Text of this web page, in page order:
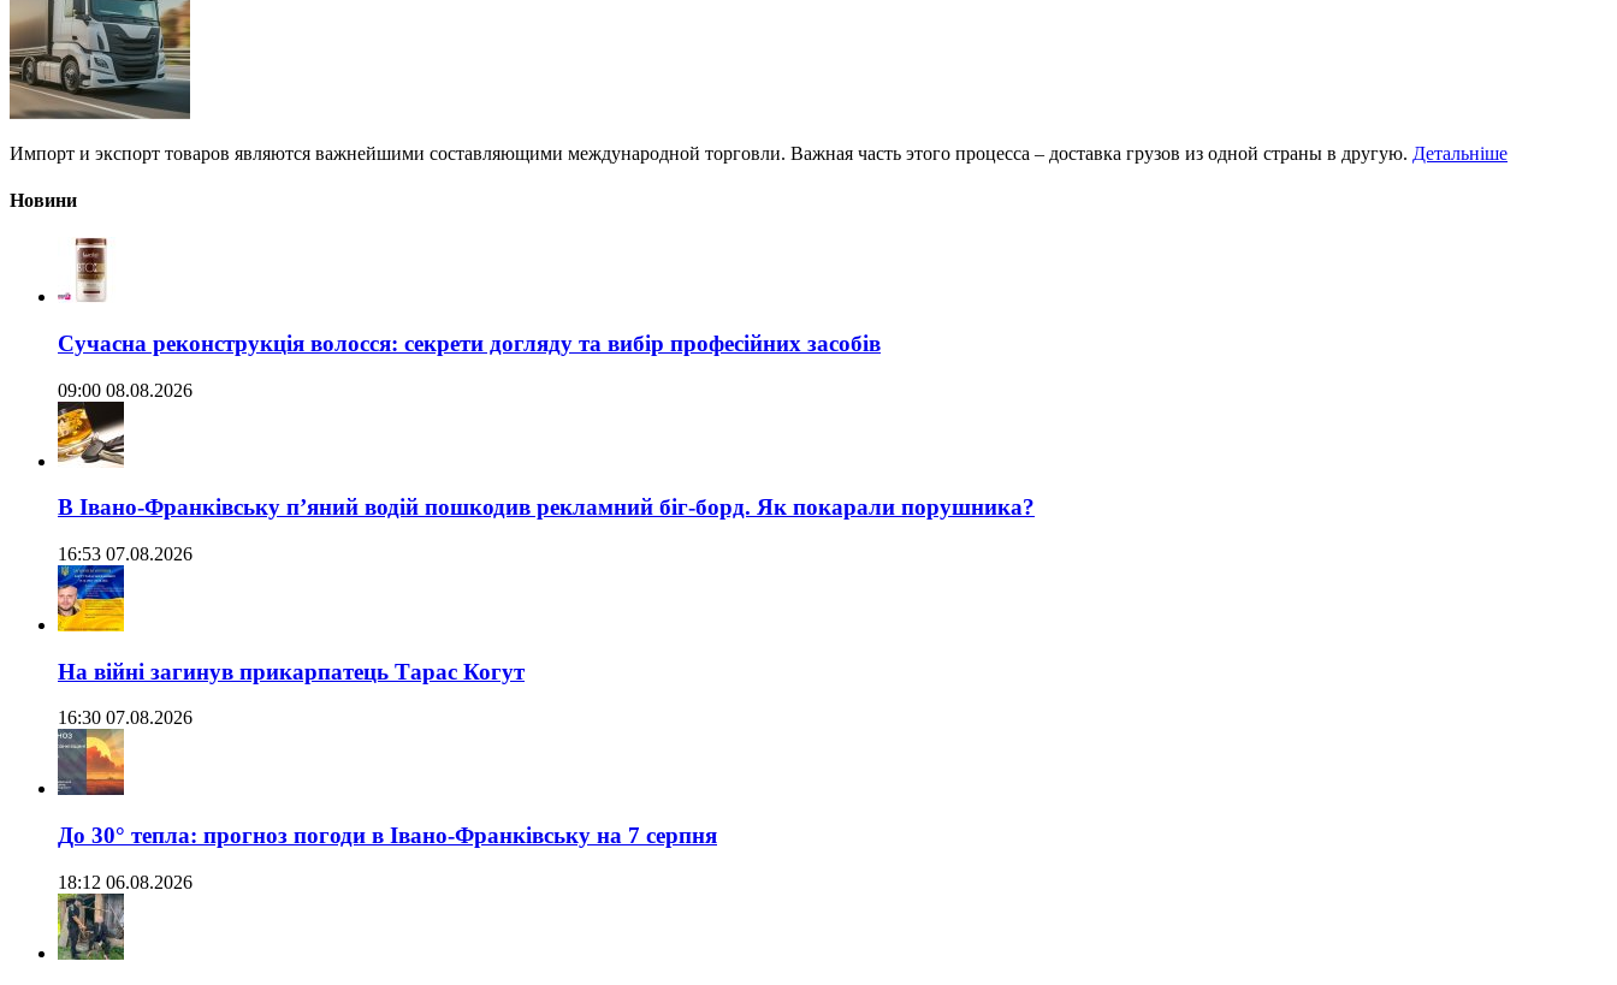
Импорт и экспорт товаров являются важнейшими составляющими международной торговли. Важная часть этого процесса – доставка грузов из одной страны в другую. Детальніше
Новини
Сучасна реконструкція волосся: секрети догляду та вибір професійних засобів
09:00 08.08.2026
В Івано-Франківську п’яний водій пошкодив рекламний біг-борд. Як покарали порушника?
16:53 07.08.2026
На війні загинув прикарпатець Тарас Когут
16:30 07.08.2026
До 30° тепла: прогноз погоди в Івано-Франківську на 7 серпня
18:12 06.08.2026